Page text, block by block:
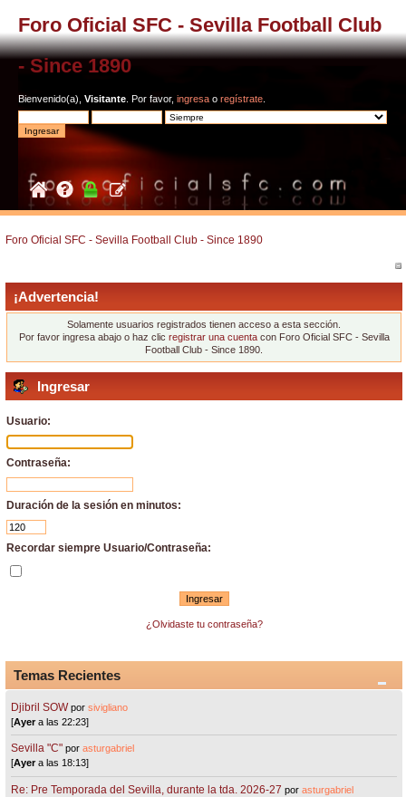
Foro Oficial SFC - Sevilla Football Club
- Since 1890
Bienvenido(a), Visitante . Por favor, ingresa o regístrate
Foro Oficial SFC - Sevilla Football Club - Since 1890
¡Advertencia!
Solamente usuarios registrados tienen acceso a esta sección.
Por favor ingresa abajo o haz clic registrar una cuentacon Foro Oficial SFC - Sevilla
Football Club - Since 1890.
Ingresar
Usuario:
Contraseña:
Duración de la sesión en minutos:
Recordar siempre Usuario/Contraseña:
¿Olvidaste tu contraseña?
Temas Recientes
Djibril SOW porsivigliano
[Ayera las 22:23]
Sevilla "C"porasturgabriel
[Ayera las 18:13]
Re: Pre Temporada del Sevilla, durante la tda. 2026-27 porasturgabriel